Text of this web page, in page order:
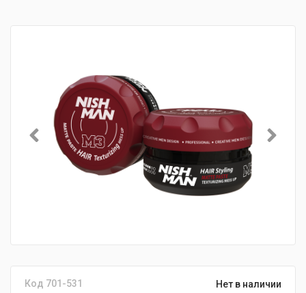
Код 701-531 Нет в наличии